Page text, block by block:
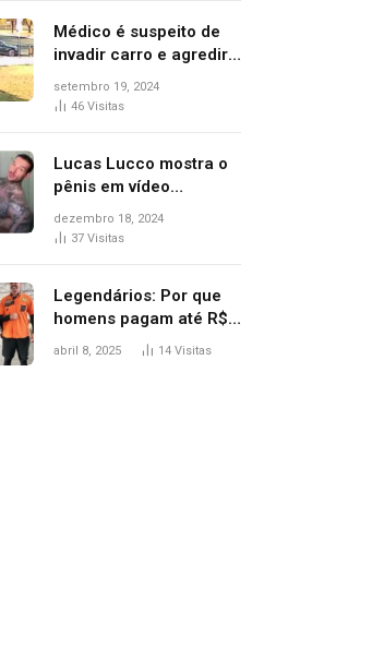
aparecer nua na
premiação
Médico é suspeito de
invadir carro e agredir
delegado aposentado
durante confusão no
setembro 19, 2024
46 Visitas
Lucas Lucco mostra o
pênis em vídeo
tomando banho, apaga
post e diz ‘foi mal’
dezembro 18, 2024
37 Visitas
Legendários: Por que
homens pagam até R$
81 mil para subir
abril 8, 2025 14 Visitas